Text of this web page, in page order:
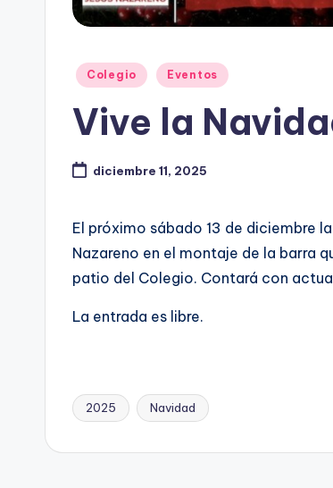
Publicado
Colegio Eventos
Vive la
diciembre 11, 2025
El próximo sábado 13 de diciembre
Nazareno en el montaje de la barra
patio del Colegio. Contará con
La entrada es libre.
Etiquetas:
2025 Navidad